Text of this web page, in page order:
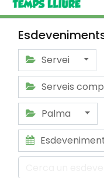
Servei
Serveis
Palma